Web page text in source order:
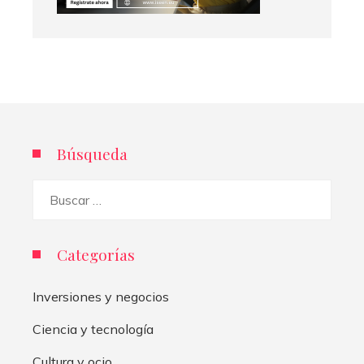
Búsqueda
Categorías
Inversiones y negocios
Ciencia y tecnología